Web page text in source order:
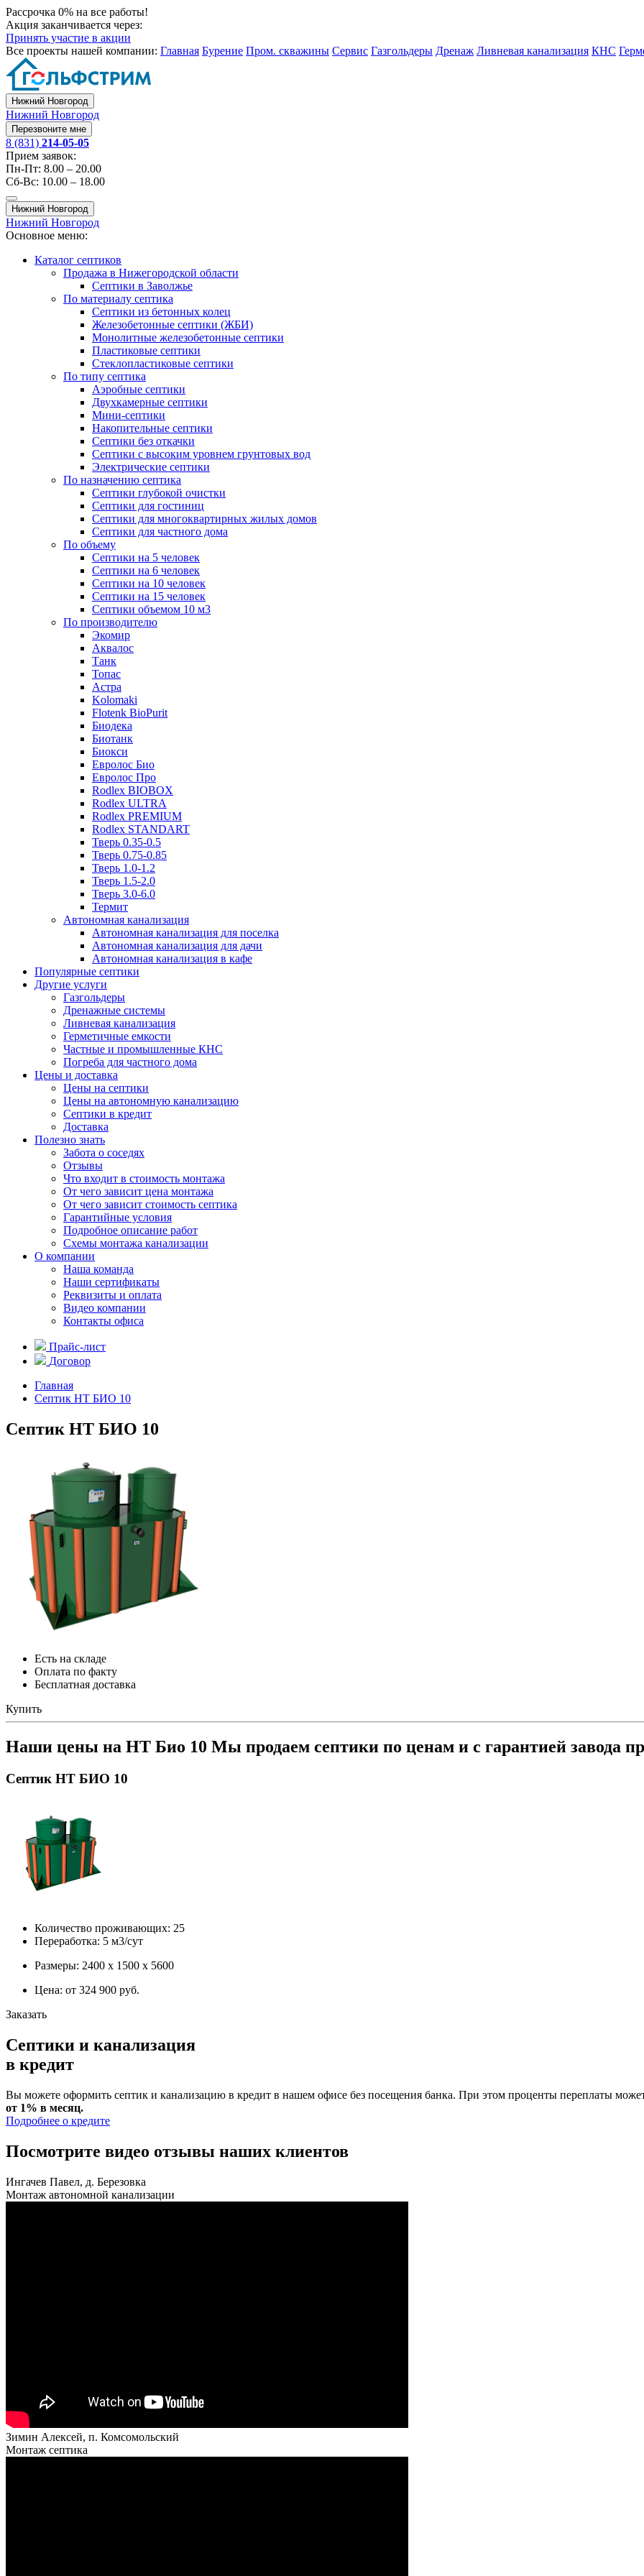
Рассрочка 0% на все работы!
Акция заканчивается через:
Принять участие в акции
Все проекты нашей компании: Главная Бурение Пром. скважины Сервис Газгольдеры Дренаж Ливневая канализация КНС
Нижний Новгород
Нижний Новгород
Перезвоните мне
8 (831) 214-05-05
Прием заявок:
Пн-Пт: 8.00 – 20.00
Сб-Вс: 10.00 – 18.00
Нижний Новгород
Нижний Новгород
Основное меню:
Каталог септиков
Продажа в Нижегородской области
Септики в Заволжье
По материалу септика
Септики из бетонных колец
Железобетонные септики (ЖБИ)
Монолитные железобетонные септики
Пластиковые септики
Стеклопластиковые септики
По типу септика
Аэробные септики
Двухкамерные септики
Мини-септики
Накопительные септики
Септики без откачки
Септики с высоким уровнем грунтовых вод
Электрические септики
По назначению септика
Септики глубокой очистки
Септики для гостиниц
Септики для многоквартирных жилых домов
Септики для частного дома
По объему
Септики на 5 человек
Септики на 6 человек
Септики на 10 человек
Септики на 15 человек
Септики объемом 10 м3
По производителю
Экомир
Аквалос
Танк
Топас
Астра
Kolomaki
Flotenk BioPurit
Биодека
Биотанк
Биокси
Евролос Био
Евролос Про
Rodlex BIOBOX
Rodlex ULTRA
Rodlex PREMIUM
Rodlex STANDART
Тверь 0.35-0.5
Тверь 0.75-0.85
Тверь 1.0-1.2
Тверь 1.5-2.0
Тверь 3.0-6.0
Термит
Автономная канализация
Автономная канализация для поселка
Автономная канализация для дачи
Автономная канализация в кафе
Популярные септики
Другие услуги
Газгольдеры
Дренажные системы
Ливневая канализация
Герметичные емкости
Частные и промышленные КНС
Погреба для частного дома
Цены и доставка
Цены на септики
Цены на автономную канализацию
Септики в кредит
Доставка
Полезно знать
Забота о соседях
Отзывы
Что входит в стоимость монтажа
От чего зависит цена монтажа
От чего зависит стоимость септика
Гарантийные условия
Подробное описание работ
Схемы монтажа канализации
О компании
Наша команда
Наши сертификаты
Реквизиты и оплата
Видео компании
Контакты офиса
Прайс-лист
Договор
Главная
Септик НТ БИО 10
Септик НТ БИО 10
Есть на складе
Оплата по факту
Бесплатная доставка
Купить
Наши цены на НТ Био 10 Мы продаем септики по ценам и с гарантией завода
Септик НТ БИО 10
Количество проживающих: 25
Переработка: 5 м3/сут
Размеры: 2400 х 1500 х 5600
Цена: от 324 900 руб.
Заказать
Септики и канализация
в кредит
Вы можете оформить септик и канализацию в кредит в нашем офисе без посещения банка. При этом проценты переплаты может
от 1% в месяц.
Подробнее о кредите
Посмотрите видео отзывы наших клиентов
Ингачев Павел, д. Березовка
Монтаж автономной канализации
Зимин Алексей, п. Комсомольский
Монтаж септика